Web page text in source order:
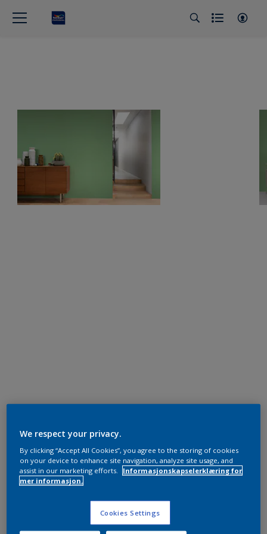
We respect your privacy.
By clicking “Accept All Cookies”, you agree to the storing of cookies
on your device to enhance site navigation, analyze site usage, and
assist in our marketing efforts.
Informasjonskapselerklæring for
mer informasjon.
Cookies Settings